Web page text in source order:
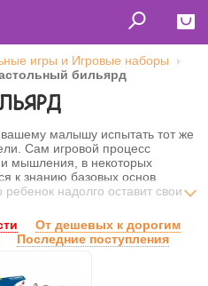
игры и Игровые наборы
бильярд
малышу испытать тот же
Сам игровой процесс
и мышления, в некоторых
к знанию базовых основ
надолго оставит свои
точно попасть по шару, нужно
его полета,
шарами и т.п. С ней
От дешевых к дорогим
Последние поступления